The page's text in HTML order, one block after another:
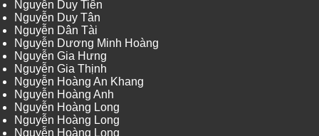
Nguyễn Duy Tiên
Nguyễn Duy Tân
Nguyễn Dân Tài
Nguyễn Dương Minh Hoàng
Nguyễn Gia Hưng
Nguyễn Gia Thịnh
Nguyễn Hoàng An Khang
Nguyễn Hoàng Anh
Nguyễn Hoàng Long
Nguyễn Hoàng Long
Nguyễn Hoàng Long